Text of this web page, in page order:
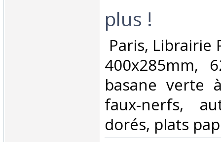
plus !‎
Paris, Librairie
400x285mm,
basane verte
faux-nerfs,
dorés, plats